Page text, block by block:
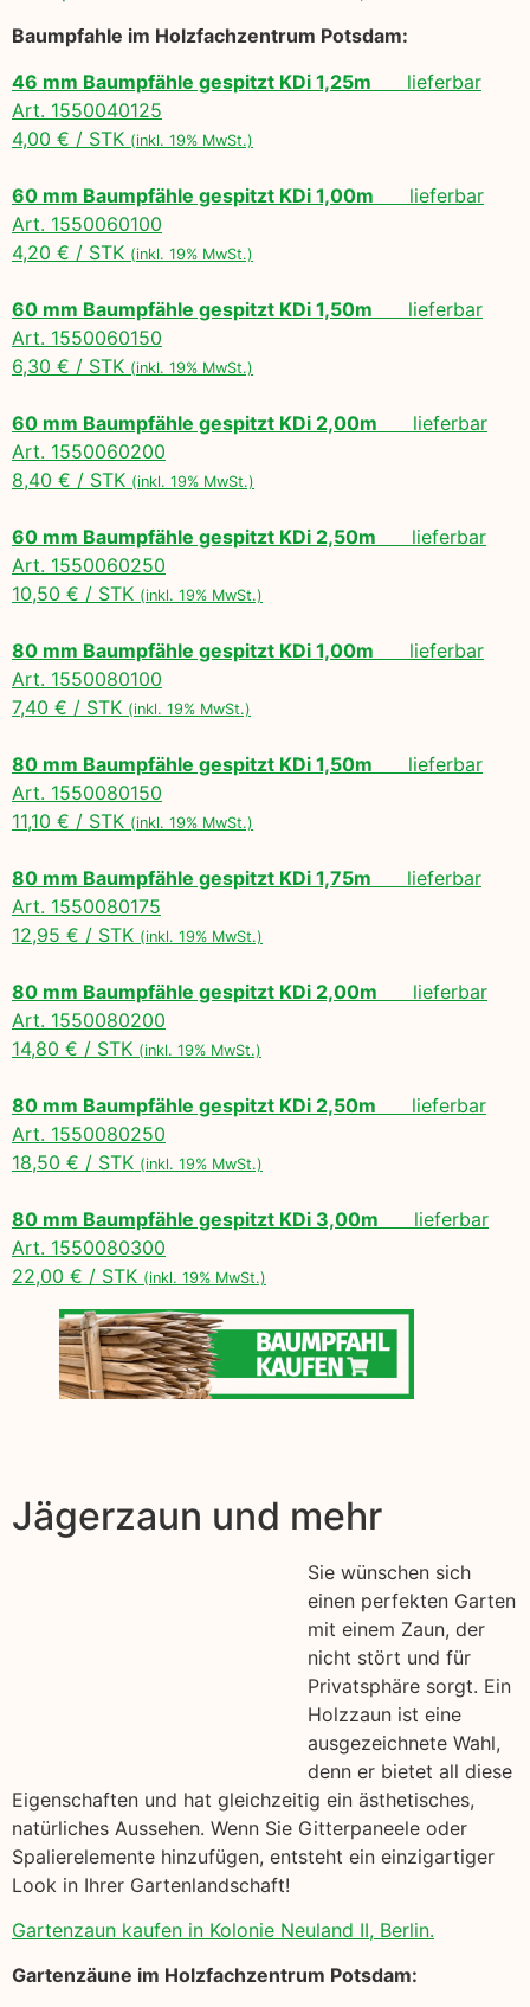
Baumpfahle im Holzfachzentrum Potsdam:
46 mm Baumpfähle gespitzt KDi 1,25m lieferbar
Art. 1550040125
4,00 € / STK (inkl. 19% MwSt.)
60 mm Baumpfähle gespitzt KDi 1,00m lieferbar
Art. 1550060100
4,20 € / STK (inkl. 19% MwSt.)
60 mm Baumpfähle gespitzt KDi 1,50m lieferbar
Art. 1550060150
6,30 € / STK (inkl. 19% MwSt.)
60 mm Baumpfähle gespitzt KDi 2,00m lieferbar
Art. 1550060200
8,40 € / STK (inkl. 19% MwSt.)
60 mm Baumpfähle gespitzt KDi 2,50m lieferbar
Art. 1550060250
10,50 € / STK (inkl. 19% MwSt.)
80 mm Baumpfähle gespitzt KDi 1,00m lieferbar
Art. 1550080100
7,40 € / STK (inkl. 19% MwSt.)
80 mm Baumpfähle gespitzt KDi 1,50m lieferbar
Art. 1550080150
11,10 € / STK (inkl. 19% MwSt.)
80 mm Baumpfähle gespitzt KDi 1,75m lieferbar
Art. 1550080175
12,95 € / STK (inkl. 19% MwSt.)
80 mm Baumpfähle gespitzt KDi 2,00m lieferbar
Art. 1550080200
14,80 € / STK (inkl. 19% MwSt.)
80 mm Baumpfähle gespitzt KDi 2,50m lieferbar
Art. 1550080250
18,50 € / STK (inkl. 19% MwSt.)
80 mm Baumpfähle gespitzt KDi 3,00m lieferbar
Art. 1550080300
22,00 € / STK (inkl. 19% MwSt.)
Jägerzaun und mehr
Sie wünschen sich
einen perfekten Garten
mit einem Zaun, der
nicht stört und für
Privatsphäre sorgt. Ein
Holzzaun ist eine
ausgezeichnete Wahl,
denn er bietet all diese
Eigenschaften und hat gleichzeitig ein ästhetisches,
natürliches Aussehen. Wenn Sie Gitterpaneele oder
Spalierelemente hinzufügen, entsteht ein einzigartiger
Look in Ihrer Gartenlandschaft!
Gartenzaun kaufen in Kolonie Neuland II, Berlin.
Gartenzäune im Holzfachzentrum Potsdam: